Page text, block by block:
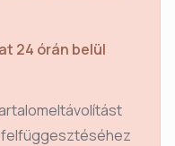
24 órán belül
felfüggesztéséhez